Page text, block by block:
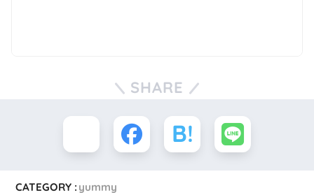
SHARE
CATEGORY : yummy